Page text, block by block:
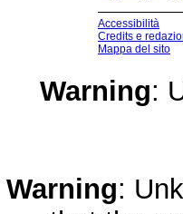
Accessibilità
Credits e
Mappa del sito
Warning:
Warning: